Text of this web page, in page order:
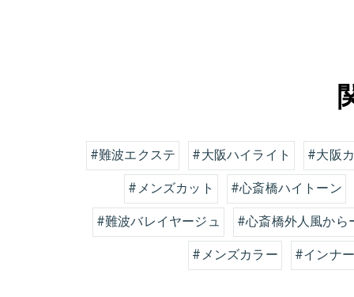
#難波エクステ #大阪ハイライト #大阪
#メンズカット
#心斎橋ハイトーン
#難波バレイヤージュ
#心斎橋外人風から
#メンズカラー
#インナ